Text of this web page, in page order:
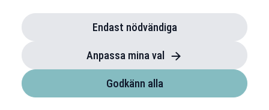
Endast nödvändiga
Anpassa mina val
Godkänn alla